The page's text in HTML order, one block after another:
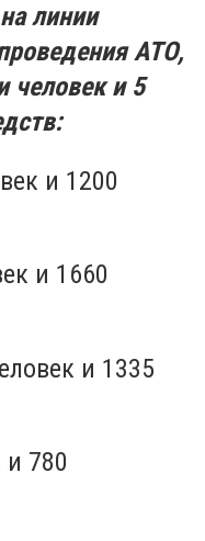
линии
АТО,
человек и 5
и 1200
и 1660
и 1335
и 780